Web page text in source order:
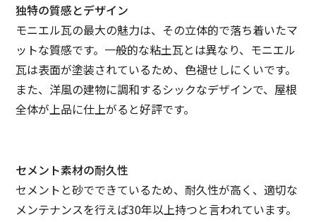
独特の質感とデザイン
モニエル瓦の最大の魅力は、その立体的で落ち着いたマ
ットな質感です。一般的な粘土瓦とは異なり、モニエル
瓦は表面が塗装されているため、色褪せしにくいです。
また、洋風の建物に調和するシックなデザインで、屋根
全体が上品に仕上がると好評です。
セメント素材の耐久性
セメントと砂でできているため、耐久性が高く、適切な
メンテナンスを行えば30年以上持つと言われています。